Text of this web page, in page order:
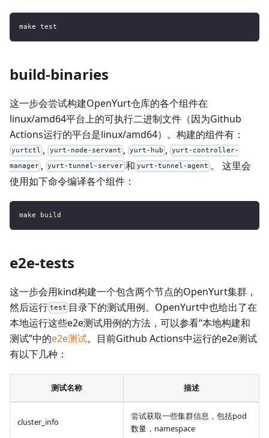
make test
build-binaries
这一步会尝试构建OpenYurt仓库的各个组件在
linux/amd64平台上的可执行二进制文件（因为Github
Actions运行的平台是linux/amd64）。构建的组件有：
yurtctl , yurt-node-servant , yurt-hub , yurt-controller-
manager , yurt-tunnel-server 和 yurt-tunnel-agent 。 这里会
使用如下命令编译各个组件：
make build
e2e-tests
这一步会用kind构建一个包含两个节点的OpenYurt集群，
然后运行 test 目录下的测试用例。OpenYurt中也给出了在
本地运行这些e2e测试用例的方法，可以参看“本地构建和
测试”中的e2e测试。目前Github Actions中运行的e2e测试
有以下几种：
测试名称 描述
cluster_info
尝试获取一些集群信息，包括pod
数量，namespace